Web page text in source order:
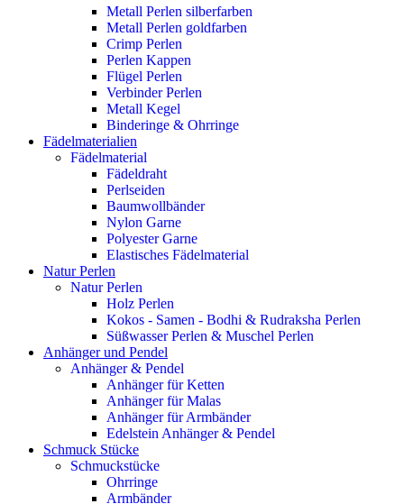
Metall Perlen silberfarben
Metall Perlen goldfarben
Crimp Perlen
Perlen Kappen
Flügel Perlen
Verbinder Perlen
Metall Kegel
Binderinge & Ohrringe
Fädelmaterialien
Fädelmaterial
Fädeldraht
Perlseiden
Baumwollbänder
Nylon Garne
Polyester Garne
Elastisches Fädelmaterial
Natur Perlen
Natur Perlen
Holz Perlen
Kokos - Samen - Bodhi & Rudraksha Perlen
Süßwasser Perlen & Muschel Perlen
Anhänger und Pendel
Anhänger & Pendel
Anhänger für Ketten
Anhänger für Malas
Anhänger für Armbänder
Edelstein Anhänger & Pendel
Schmuck Stücke
Schmuckstücke
Ohrringe
Armbänder